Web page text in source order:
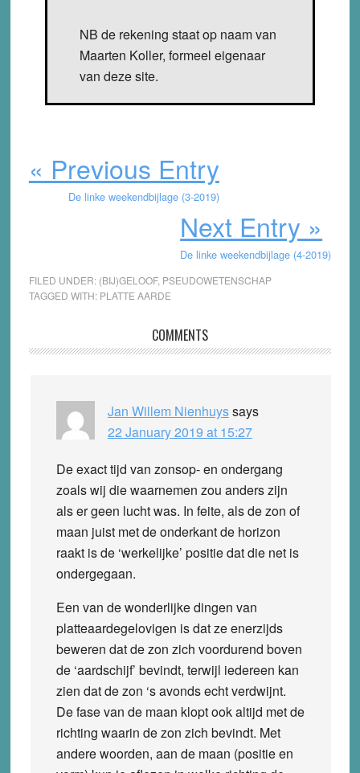
NB de rekening staat op naam van
Maarten Koller, formeel eigenaar
van deze site.
« Previous Entry
De linke weekendbijlage (3-2019)
Next Entry »
De linke weekendbijlage (4-2019)
FILED UNDER: (BIJ)GELOOF, PSEUDOWETENSCHAP
TAGGED WITH: PLATTE AARDE
Interactions
COMMENTS
Jan Willem Nienhuyssays
22 January 2019 at 15:27
De exact tijd van zonsop- en ondergang
zoals wij die waarnemen zou anders zijn
als er geen lucht was. In feite, als de zon of
maan juist met de onderkant de horizon
raakt is de ‘werkelijke’ positie dat die net is
ondergegaan.
Een van de wonderlijke dingen van
platteaardegelovigen is dat ze enerzijds
beweren dat de zon zich voordurend boven
de ‘aardschijf’ bevindt, terwijl iedereen kan
zien dat de zon ‘s avonds echt verdwijnt.
De fase van de maan klopt ook altijd met de
richting waarin de zon zich bevindt. Met
andere woorden, aan de maan (positie en